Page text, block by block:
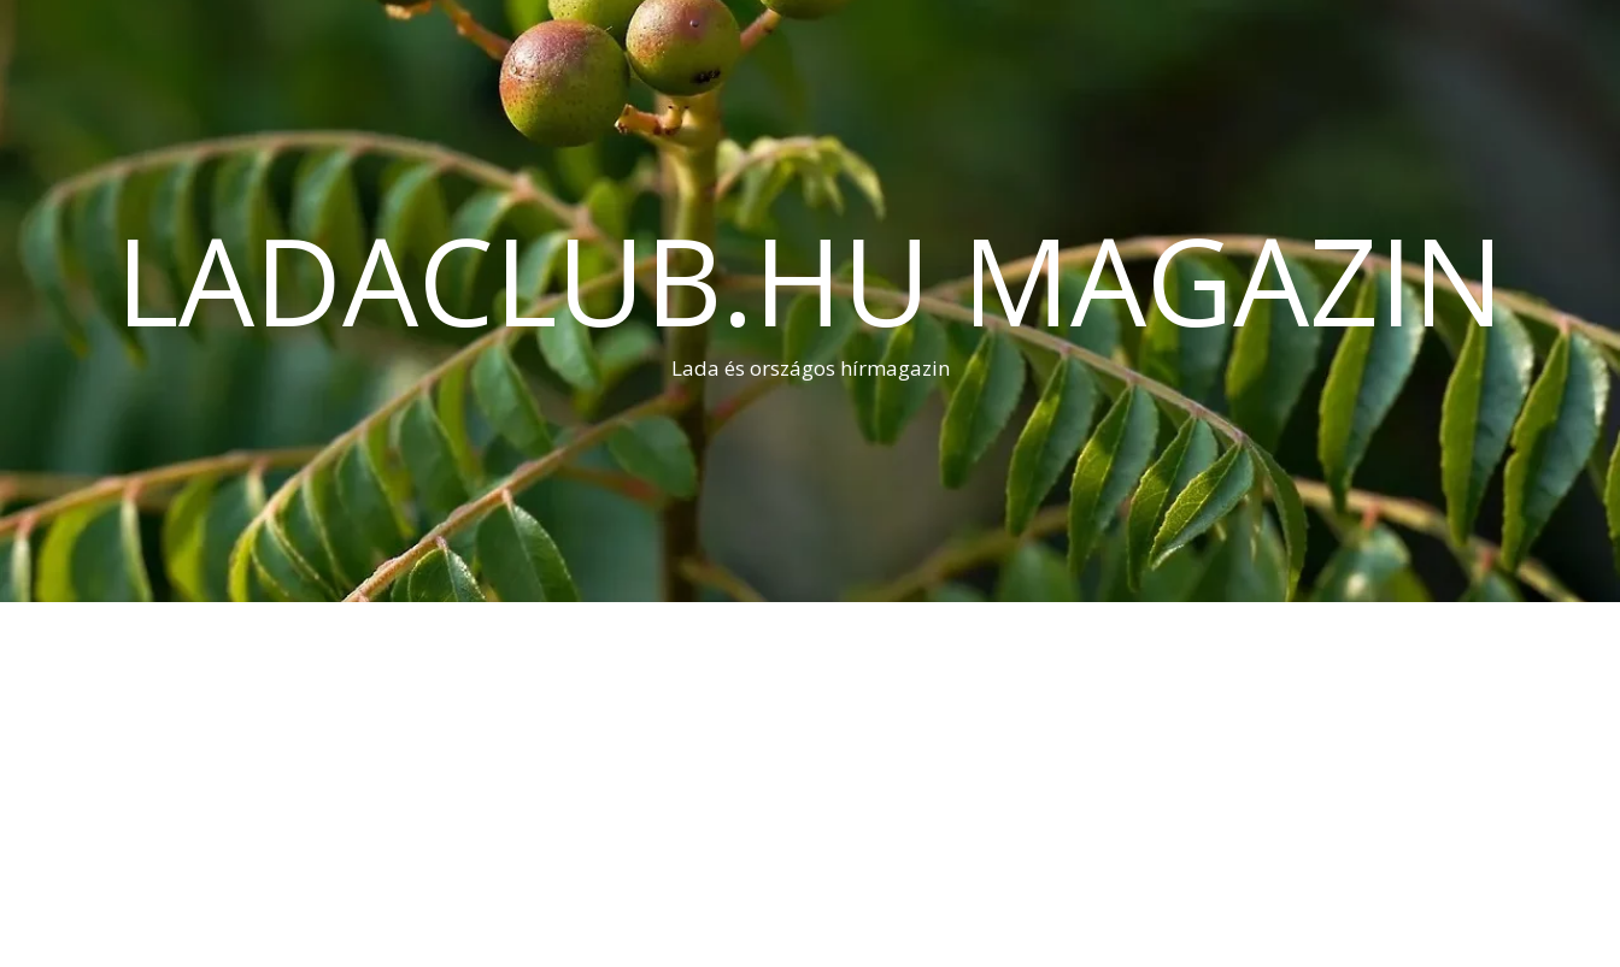
LADACLUB.HU MAGAZIN
Lada és országos hírmagazin